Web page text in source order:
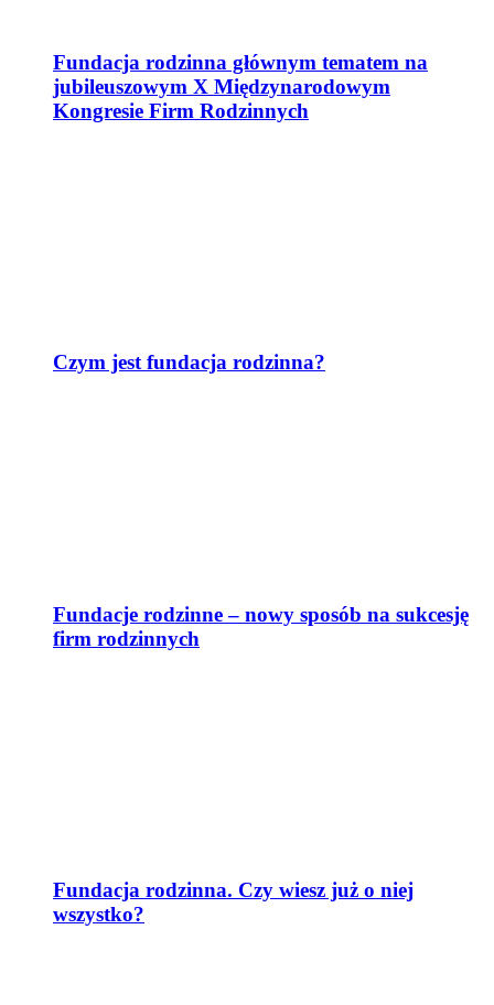
Fundacja rodzinna głównym tematem na
jubileuszowym X Międzynarodowym
Kongresie Firm Rodzinnych
Czym jest fundacja rodzinna?
Fundacje rodzinne – nowy sposób na sukcesję
firm rodzinnych
Fundacja rodzinna. Czy wiesz już o niej
wszystko?